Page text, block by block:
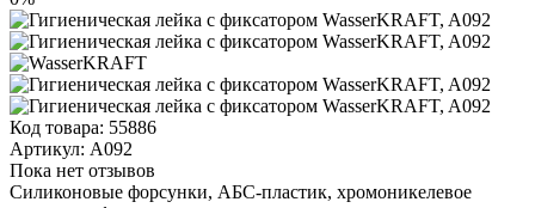
Код товара: 55886
Артикул: A092
Пока нет отзывов
Силиконовые форсунки, АБС-пластик, хромоникелевое